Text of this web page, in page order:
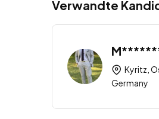
Verwandte
Kyritz,
Germany